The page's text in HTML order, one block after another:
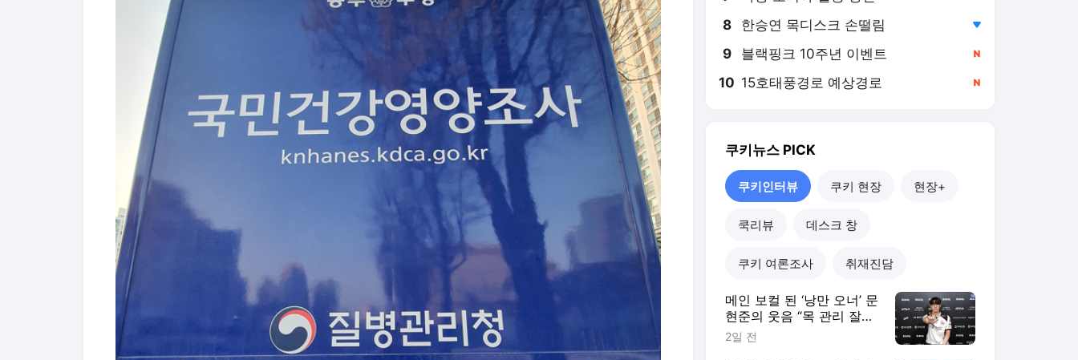
8 한승연 목디스크 손떨림
9 블랙핑크 10주년 이벤트
10 15호태풍경로 예상경로
쿠키뉴스 PICK
쿠키인터뷰 쿠키 현장 현장+
쿡리뷰 데스크 창
쿠키 여론조사 취재진담
메인 보컬 된 ‘낭만 오너’ 문
현준의 웃음 “목 관리 잘해
야죠” [쿠키인터뷰]
2일 전